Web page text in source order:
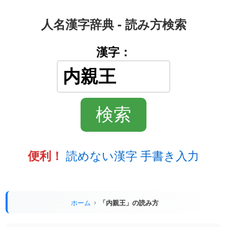
人名漢字辞典 - 読み方検索
漢字：
便利！ 読めない漢字 手書き入力
ホーム 「内親王」の読み方